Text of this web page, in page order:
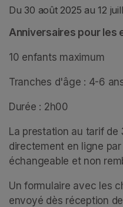
Du 30 août 2025 au 12
Anniversaires pour les
10 enfants maximum
Tranches d'âge : 4-6
Durée : 2h00
La prestation au tarif
directement en ligne
échangeable et non
Un formulaire avec les
envoyé dès réception